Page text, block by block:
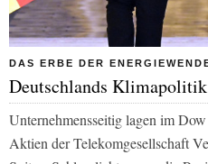
DAS ERBE DER
Deutschlands
Unternehmensseitig lagen im
Aktien der Telekomgesellschaft